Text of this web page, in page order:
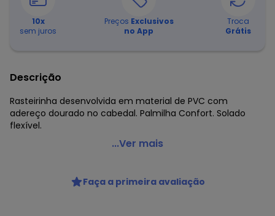
10x
sem juros
Preços Exclusivos
no App
Troca
Grátis
Descrição
Rasteirinha desenvolvida em material de PVC com
adereço dourado no cabedal. Palmilha Confort. Solado
flexível.
Perfecta - Rasteira Chocolate
...Ver mais
Faça a primeira avaliação